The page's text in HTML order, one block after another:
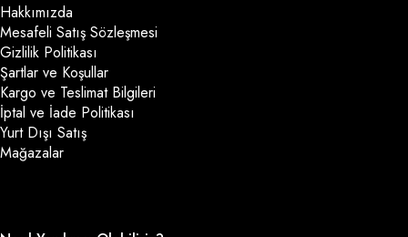
Hakkımızda
Mesafeli Satış Sözleşmesi
Gizlilik Politikası
Şartlar ve Koşullar
Kargo ve Teslimat Bilgileri
İptal ve İade Politikası
Yurt Dışı Satış
Mağazalar